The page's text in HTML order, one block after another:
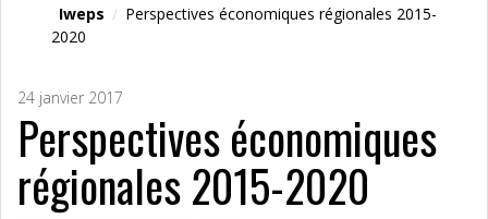
Iweps / Perspectives économiques régionales 2015-
2020
24 janvier 2017
Perspectives économiques
régionales 2015-2020